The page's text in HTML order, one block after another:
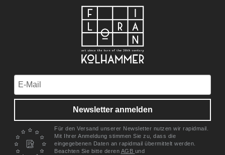
Newsletter anmelden
Für den Versand unserer Newsletter nutzen wir rapidmail.
Mit Ihrer Anmeldung stimmen Sie zu, dass die
eingegebenen Daten an rapidmail übermittelt werden.
Beachten Sie bitte deren AGB und